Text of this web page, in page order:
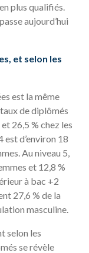
plus qualifiés.
aujourd’hui
et selon les
est la même
de diplômés
26,5 % chez les
est d’environ 18
Au niveau 5,
et 12,8 %
à bac +2
27,6 % de la
masculine.
selon les
se révèle